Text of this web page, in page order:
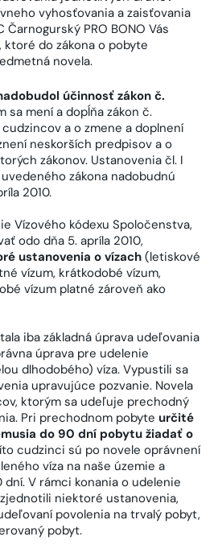
vyhosťovania a zaisťovania
PRO BONO Vás
ktoré do zákona o pobyte
novela.
účinnosť zákon č.
sa mení a dopĺňa zákon č.
a o zmene a doplnení
neskorších predpisov a o
zákonov. Ustanovenia čl. I
uvedeného zákona nadobudnú
2010.
Vízového kódexu Spoločenstva,
odo dňa 5. apríla 2010,
ustanovenia o vízach (letiskové
vízum, krátkodobé vízum,
vízum platné zároveň ako
iba základná úprava udeľovania
úprava pre udelenie
dlhodobého) víza. Vypustili sa
upravujúce pozvanie. Novela
ktorým sa udeľuje prechodný
Pri prechodnom pobyte určité
do 90 dní pobytu žiadať o
cudzinci sú po novele oprávnení
víza na naše územie a
dní. V rámci konania o udelenie
niektoré ustanovenia,
povolenia na trvalý pobyt,
pobyt.